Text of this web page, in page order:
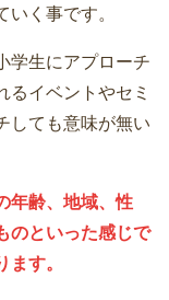
く事です。
学生にアプローチ
るイベントやセミ
しても意味が無い
年齢、地域、性
のといった感じで
す。